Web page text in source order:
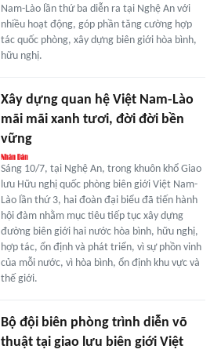
Nam-Lào lần thứ ba diễn ra tại Nghệ An với
nhiều hoạt động, góp phần tăng cường hợp
tác quốc phòng, xây dựng biên giới hòa bình,
hữu nghị.
Xây dựng quan hệ Việt Nam-Lào
mãi mãi xanh tươi, đời đời bền
vững
Sáng 10/7, tại Nghệ An, trong khuôn khổ Giao
lưu Hữu nghị quốc phòng biên giới Việt Nam-
Lào lần thứ 3, hai đoàn đại biểu đã tiến hành
hội đàm nhằm mục tiêu tiếp tục xây dựng
đường biên giới hai nước hòa bình, hữu nghị,
hợp tác, ổn định và phát triển, vì sự phồn vinh
của mỗi nước, vì hòa bình, ổn định khu vực và
thế giới.
Bộ đội biên phòng trình diễn võ
thuật tại giao lưu biên giới Việt